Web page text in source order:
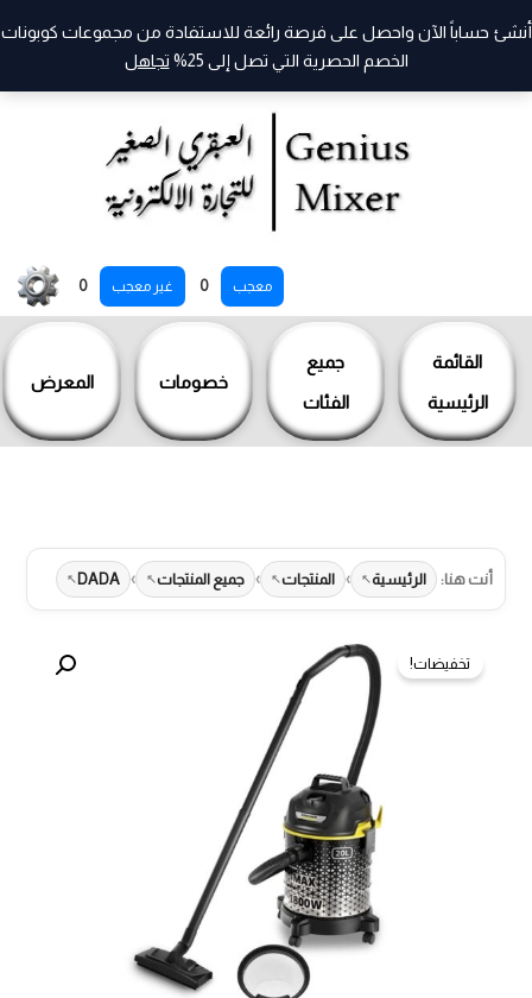
معجب 0 غير معجب 0
القائمة
الرئيسية
جميع
الفئات
خصومات المعرض
أنشئ حساباً الآن واحصل على فرصة رائعة للاستفادة من مجموعات كوبونات
الخصم الحصرية التي تصل إلى 25%
تجاهل
المحتوى
أنت هنا: الرئيسية › المنتجات › جميع المنتجات ›
DADA
تخفيضات!